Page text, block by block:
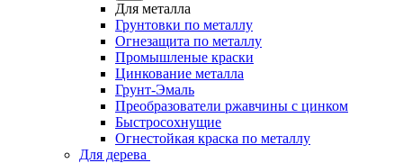
Для металла
Грунтовки по металлу
Огнезащита по металлу
Промышленые краски
Цинкование металла
Грунт-Эмаль
Преобразователи ржавчины с цинком
Быстросохнущие
Огнестойкая краска по металлу
Для дерева